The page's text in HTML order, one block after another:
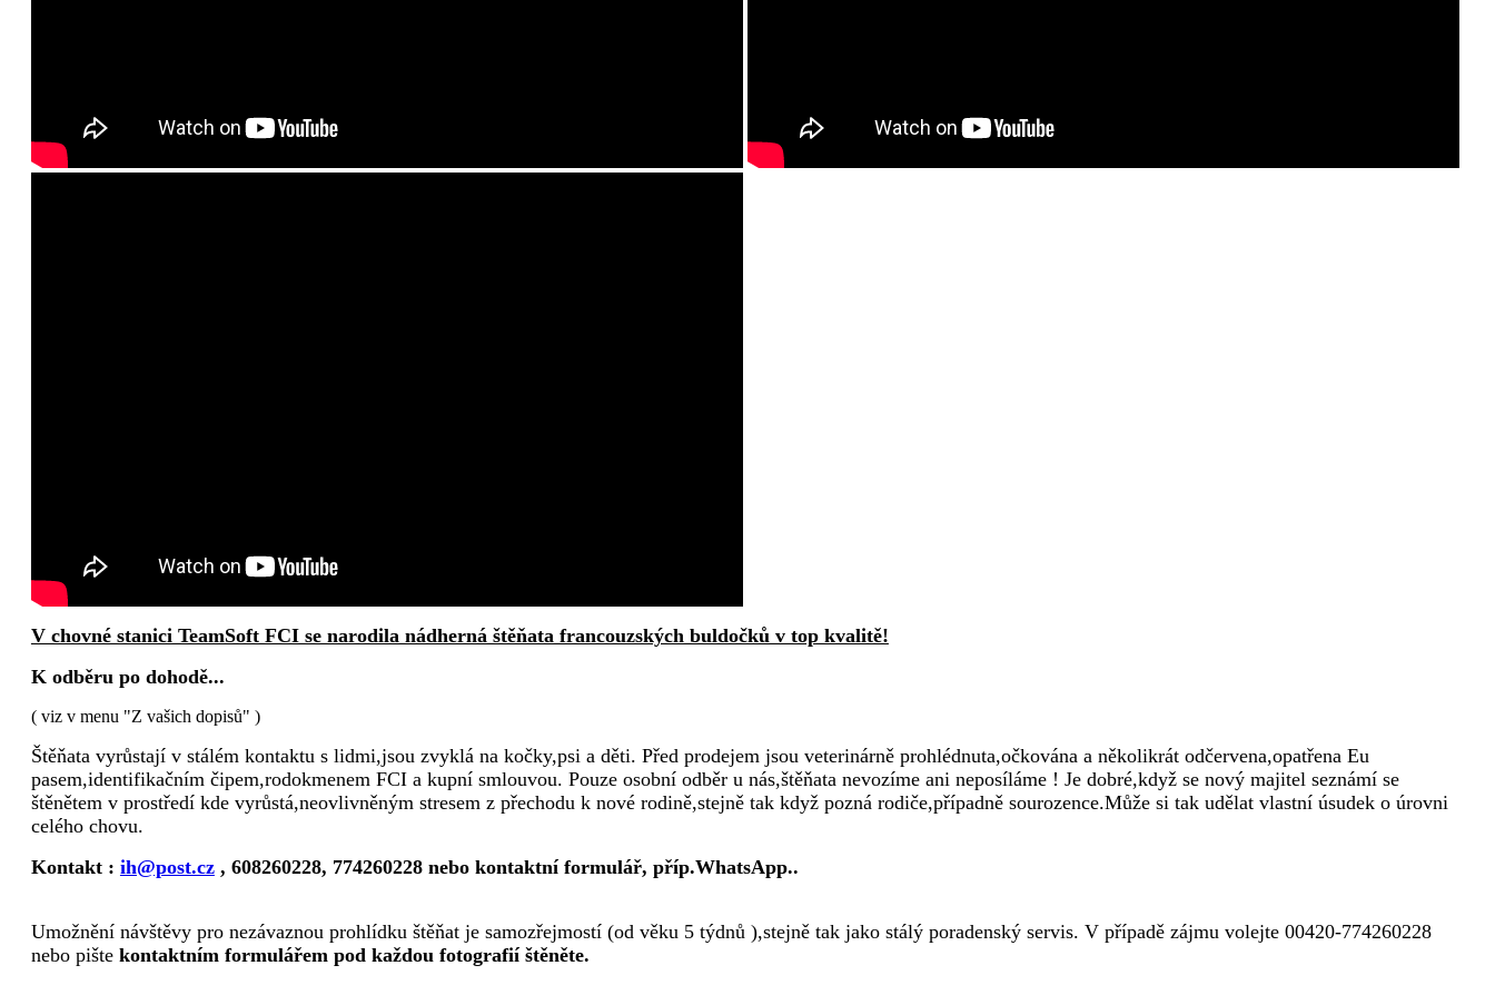
V chovné stanici TeamSoft FCI se narodila nádherná štěňata francouzských buldočků v top kvalitě!
K odběru po dohodě...
( viz v menu "Z vašich dopisů" )
Štěňata vyrůstají v stálém kontaktu s lidmi,jsou zvyklá na kočky,psi a děti. Před prodejem jsou veterinárně prohlédnuta,očkována a několikrát odčervena,opatřena Eu
pasem,identifikačním čipem,rodokmenem FCI a kupní smlouvou. Pouze osobní odběr u nás,štěňata nevozíme ani neposíláme ! Je dobré,když se nový majitel seznámí se
štěnětem v prostředí kde vyrůstá,neovlivněným stresem z přechodu k nové rodině,stejně tak když pozná rodiče,případně sourozence.Může si tak udělat vlastní úsudek o úrovni
celého chovu.
Kontakt : ih@post.cz, 608260228, 774260228 nebo kontaktní formulář, příp.WhatsApp..
Umožnění návštěvy pro nezávaznou prohlídku štěňat je samozřejmostí (od věku 5 týdnů ),stejně tak jako stálý poradenský servis. V případě zájmu volejte 00420-774260228
nebo pište kontaktním formulářem pod každou fotografií štěněte.